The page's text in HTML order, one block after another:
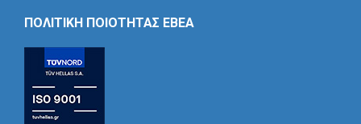
ΠΟΛΙΤΙΚΗ ΠΟΙΟΤΗΤΑΣ ΕΒΕΑ